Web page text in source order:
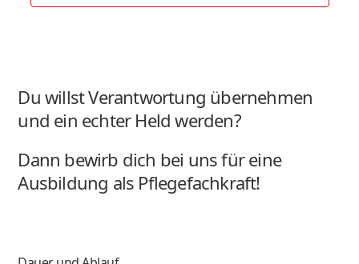
Du willst Verantwortung übernehmen
und ein echter Held werden?
Dann bewirb dich bei uns für eine
Ausbildung als Pflegefachkraft!